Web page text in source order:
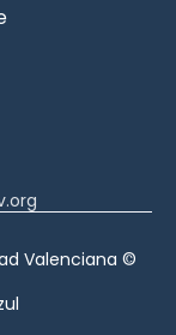
Valenciana ©